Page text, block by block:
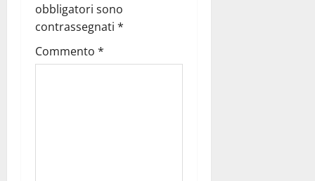
obbligatori sono
contrassegnati *
Commento *